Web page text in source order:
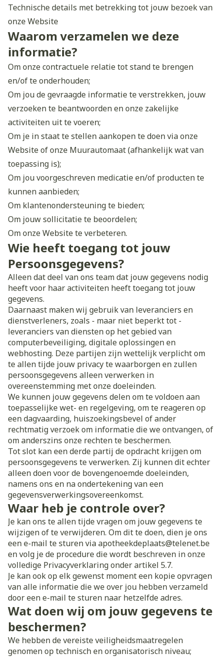
Technische details met betrekking tot jouw bezoek van
onze Website
Waarom verzamelen we deze
informatie?
Om onze contractuele relatie tot stand te brengen
en/of te onderhouden;
Om jou de gevraagde informatie te verstrekken, jouw
verzoeken te beantwoorden en onze zakelijke
activiteiten uit te voeren;
Om je in staat te stellen aankopen te doen via onze
Website of onze Muurautomaat (afhankelijk wat van
toepassing is);
Om jou voorgeschreven medicatie en/of producten te
kunnen aanbieden;
Om klantenondersteuning te bieden;
Om jouw sollicitatie te beoordelen;
Om onze Website te verbeteren.
Wie heeft toegang tot jouw
Persoonsgegevens?
Alleen dat deel van ons team dat jouw gegevens nodig
heeft voor haar activiteiten heeft toegang tot jouw
gegevens.
Daarnaast maken wij gebruik van leveranciers en
dienstverleners, zoals - maar niet beperkt tot -
leveranciers van diensten op het gebied van
computerbeveiliging, digitale oplossingen en
webhosting. Deze partijen zijn wettelijk verplicht om
te allen tijde jouw privacy te waarborgen en zullen
persoonsgegevens alleen verwerken in
overeenstemming met onze doeleinden.
We kunnen jouw gegevens delen om te voldoen aan
toepasselijke wet- en regelgeving, om te reageren op
een dagvaarding, huiszoekingsbevel of ander
rechtmatig verzoek om informatie die we ontvangen, of
om anderszins onze rechten te beschermen.
Tot slot kan een derde partij de opdracht krijgen om
persoonsgegevens te verwerken. Zij kunnen dit echter
alleen doen voor de bovengenoemde doeleinden,
namens ons en na ondertekening van een
gegevensverwerkingsovereenkomst.
Waar heb je controle over?
Je kan ons te allen tijde vragen om jouw gegevens te
wijzigen of te verwijderen. Om dit te doen, dien je ons
een e-mail te sturen via apotheekdeplaats@telenet.be
en volg je de procedure die wordt beschreven in onze
volledige Privacyverklaring onder artikel 5.7.
Je kan ook op elk gewenst moment een kopie opvragen
van alle informatie die we over jou hebben verzameld
door een e-mail te sturen naar hetzelfde adres.
Wat doen wij om jouw gegevens te
beschermen?
We hebben de vereiste veiligheidsmaatregelen
genomen op technisch en organisatorisch niveau;